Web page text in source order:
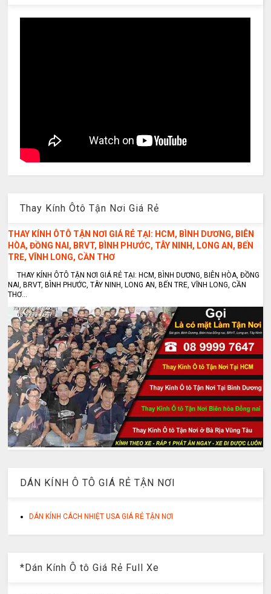
Thay Kính Ôtô Tận Nơi Giá Rẻ
THAY KÍNH ÔTÔ TẬN NƠI GIÁ RẺ TẠI: HCM, BÌNH DƯƠNG, BIÊN
HÒA, ĐỒNG NAI, BRVT, BÌNH PHƯỚC, TÂY NINH, LONG AN, BẾN
TRE, VĨNH LONG, CẦN THƠ
THAY KÍNH ÔTÔ TẬN NƠI GIÁ RẺ TẠI: HCM, BÌNH DƯƠNG, BIÊN HÒA, ĐỒNG
NAI, BRVT, BÌNH PHƯỚC, TÂY NINH, LONG AN, BẾN TRE, VĨNH LONG, CẦN
THƠ...
DÁN KÍNH Ô TÔ GIÁ RẺ TẬN NƠI
DÁN KÍNH CÁCH NHIỆT USA GIÁ RẺ TẬN NƠI
*Dán Kính Ô tô Giá Rẻ Full Xe